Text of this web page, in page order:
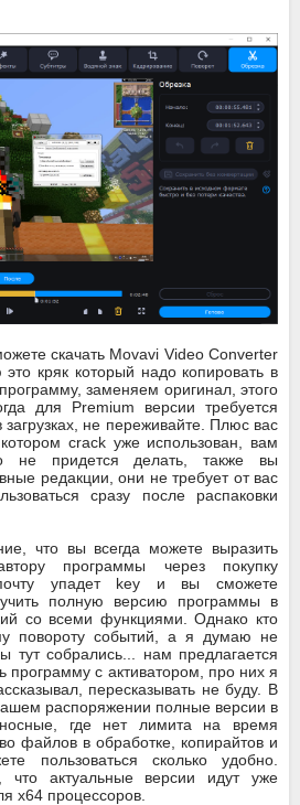
скачать Movavi Video Converter
это кряк который надо копировать в
заменяем оригинал, этого
для Premium версии требуется
загрузках, не переживайте. Плюс вас
crack уже использован, вам
не придется делать, также вы
редакции, они не требует от вас
сразу после распаковки
что вы всегда можете выразить
программы через покупку
упадет key и вы сможете
полную версию программы в
со всеми функциями. Однако кто
повороту событий, а я думаю не
тут собрались... нам предлагается
программу с активатором, про них я
пересказывать не буду. В
распоряжении полные версии в
где нет лимита на время
файлов в обработке, копирайтов и
пользоваться сколько удобно.
что актуальные версии идут уже
x64 процессоров.